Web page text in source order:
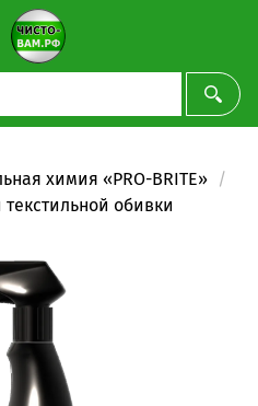
химия «PRO-BRITE»
обивки